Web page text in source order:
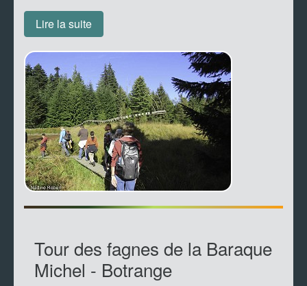
Lire la suite
Tour des fagnes de la Baraque
Michel - Botrange